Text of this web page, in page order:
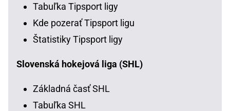
Tabuľka Tipsport ligy
Kde pozerať Tipsport ligu
Štatistiky Tipsport ligy
Slovenská hokejová liga (SHL)
Základná časť SHL
Tabuľka SHL